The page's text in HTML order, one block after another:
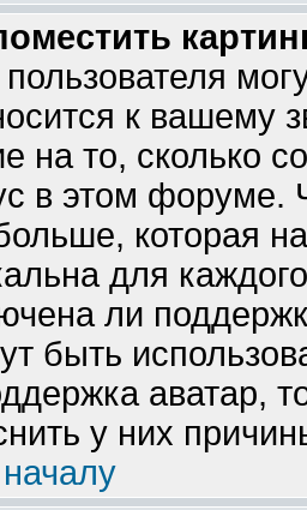
к вашему
на то, сколько
в этом форуме.
которая
для
ли
быть
аватар,
у них